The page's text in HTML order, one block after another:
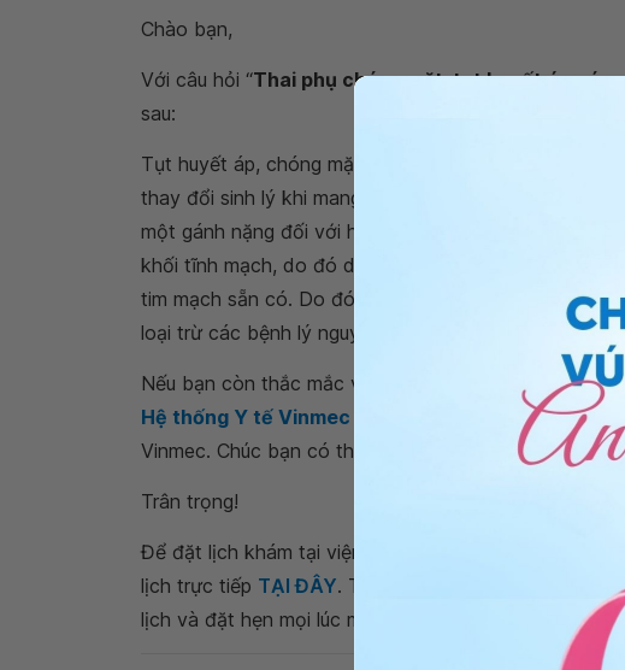
Chào bạn,
Với câu hỏi “Thai phụ chóng mặt, tụt huyết áp có
sau:
Tụt huyết áp, chóng mặt đổ mồ hôi là hiện tượng
thay đổi sinh lý khi mang thai và thường không ảnh
một gánh nặng đối với hệ thống tim mạch, do tăng
khối tĩnh mạch, do đó dễ làm bộc lộ các bệnh lý tim
tim mạch sẵn có. Do đó, bạn nên đi khám để đánh
loại trừ các bệnh lý nguy hiểm.
Nếu bạn còn thắc mắc về thai phụ chóng mặt, tụt
Hệ thống Y tế Vinmec để kiểm tra và tư vấn thêm.
Vinmec. Chúc bạn có thật nhiều sức khỏe.
Trân trọng!
Để đặt lịch khám tại viện, Quý khách vui lòng bấm số
lịch trực tiếp TẠI ĐÂY. Tải và đặt lịch khám tự động
lịch và đặt hẹn mọi lúc mọi nơi ngay trên ứng dụng.